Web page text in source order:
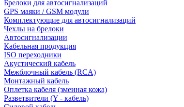
Брелоки для автосигнализаций
GPS маяки / GSM модули
Комплектующие для автосигнализаций
Чехлы на брелоки
Автосигнализации
Кабельная продукция
ISO переходники
Акустический кабель
Межблочный кабель (RCA)
Монтажный кабель
Оплетка кабеля (змеиная кожа)
Разветвители (Y - кабель)